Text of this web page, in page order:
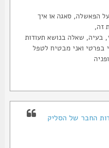
סאגה או איך
שאלה בנושא תעודות
ואני מבטיח לטפל